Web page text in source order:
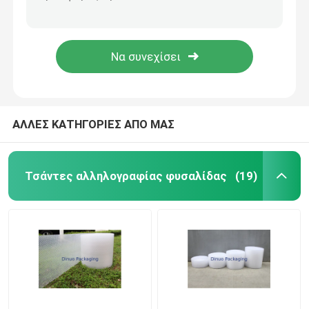
πολυ mailers φυσαλίδων
Πολυ τσάντες Mailer
ΑΛΛΕΣ ΚΑΤΗΓΟΡΙΕΣ ΑΠΟ ΜΑΣ
Τσάντες αλληλογραφίας φυσαλίδας (19)